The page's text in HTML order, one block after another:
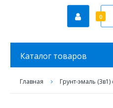
0
Каталог товаров
Главная Грунт-эмаль